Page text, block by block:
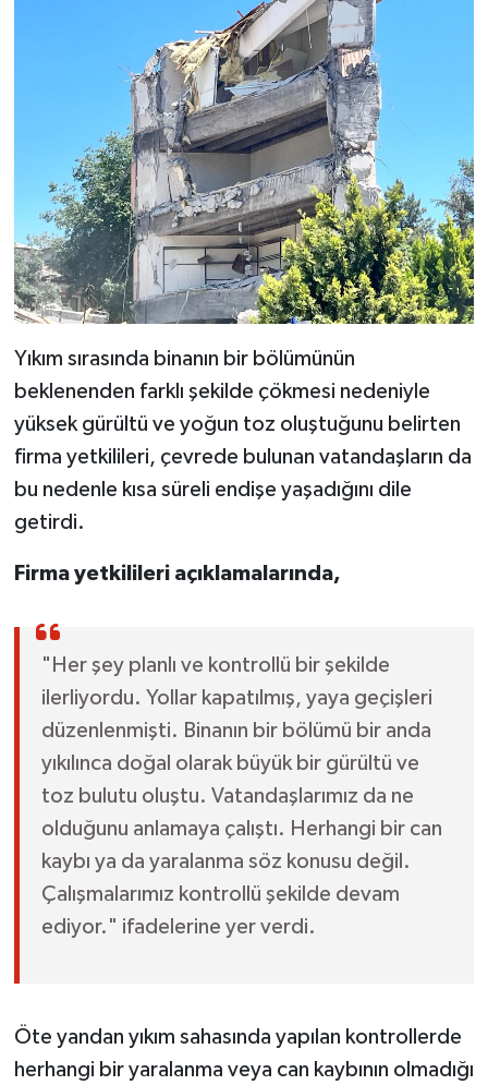
Yıkım sırasında binanın bir bölümünün
beklenenden farklı şekilde çökmesi nedeniyle
yüksek gürültü ve yoğun toz oluştuğunu belirten
firma yetkilileri, çevrede bulunan vatandaşların da
bu nedenle kısa süreli endişe yaşadığını dile
getirdi.
Firma yetkilileri açıklamalarında,
"Her şey planlı ve kontrollü bir şekilde
ilerliyordu. Yollar kapatılmış, yaya geçişleri
düzenlenmişti. Binanın bir bölümü bir anda
yıkılınca doğal olarak büyük bir gürültü ve
toz bulutu oluştu. Vatandaşlarımız da ne
olduğunu anlamaya çalıştı. Herhangi bir can
kaybı ya da yaralanma söz konusu değil.
Çalışmalarımız kontrollü şekilde devam
ediyor." ifadelerine yer verdi.
Öte yandan yıkım sahasında yapılan kontrollerde
herhangi bir yaralanma veya can kaybının olmadığı